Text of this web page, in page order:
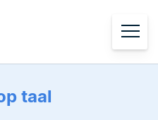
taal